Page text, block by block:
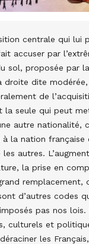
centrale qui lui
accuser par
sol, proposée par
droite dite
de
la seule qui peut
autre
la nation
autres.
la prise en
d’autres codes
pas nos lois.
culturels et
les